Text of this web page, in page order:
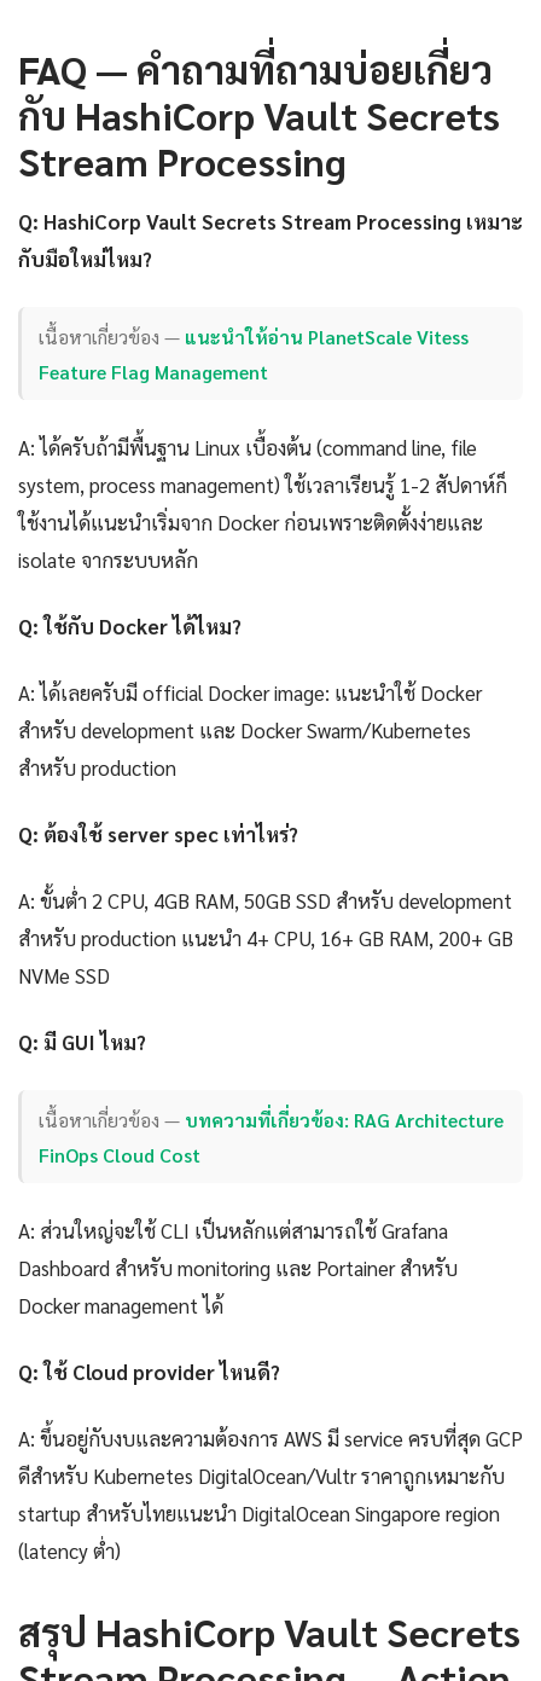
FAQ — คำถามที่ถามบ่อยเกี่ยว
กับ HashiCorp Vault Secrets
Stream Processing
Q: HashiCorp Vault Secrets Stream Processing เหมาะ
กับมือใหม่ไหม?
เนื้อหาเกี่ยวข้อง — แนะนำให้อ่าน PlanetScale Vitess
Feature Flag Management
A: ได้ครับถ้ามีพื้นฐาน Linux เบื้องต้น (command line, file
system, process management) ใช้เวลาเรียนรู้ 1-2 สัปดาห์ก็
ใช้งานได้แนะนำเริ่มจาก Docker ก่อนเพราะติดตั้งง่ายและ
isolate จากระบบหลัก
Q: ใช้กับ Docker ได้ไหม?
A: ได้เลยครับมี official Docker image: แนะนำใช้ Docker
สำหรับ development และ Docker Swarm/Kubernetes
สำหรับ production
Q: ต้องใช้ server spec เท่าไหร่?
A: ขั้นต่ำ 2 CPU, 4GB RAM, 50GB SSD สำหรับ development
สำหรับ production แนะนำ 4+ CPU, 16+ GB RAM, 200+ GB
NVMe SSD
Q: มี GUI ไหม?
เนื้อหาเกี่ยวข้อง — บทความที่เกี่ยวข้อง: RAG Architecture
FinOps Cloud Cost
A: ส่วนใหญ่จะใช้ CLI เป็นหลักแต่สามารถใช้ Grafana
Dashboard สำหรับ monitoring และ Portainer สำหรับ
Docker management ได้
Q: ใช้ Cloud provider ไหนดี?
A: ขึ้นอยู่กับงบและความต้องการ AWS มี service ครบที่สุด GCP
ดีสำหรับ Kubernetes DigitalOcean/Vultr ราคาถูกเหมาะกับ
startup สำหรับไทยแนะนำ DigitalOcean Singapore region
(latency ต่ำ)
สรุป HashiCorp Vault Secrets